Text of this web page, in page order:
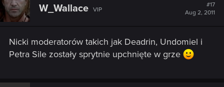
W_Wallace VIP
#17
Aug 2, 2011
Nicki moderatorów takich jak Deadrin, Undomiel i
Petra Sile zostały sprytnie upchnięte w grze